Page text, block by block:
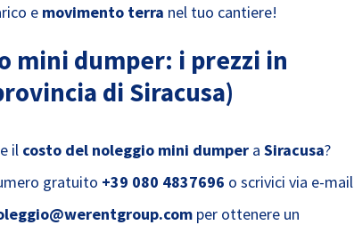
e movimento terra nel tuo cantiere!
mini dumper: i prezzi in
di Siracusa)
il costo del noleggio mini dumpera Siracusa?
gratuito +39 080 4837696 o scrivici via e-mail
per ottenere un